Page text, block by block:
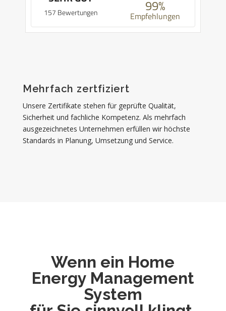
157 Bewertungen 99%
Empfehlungen
Mehrfach zertfiziert
Unsere Zertifikate stehen für geprüfte Qualität,
Sicherheit und fachliche Kompetenz. Als mehrfach
ausgezeichnetes Unternehmen erfüllen wir höchste
Standards in Planung, Umsetzung und Service.
Wenn ein Home
Energy Management
System